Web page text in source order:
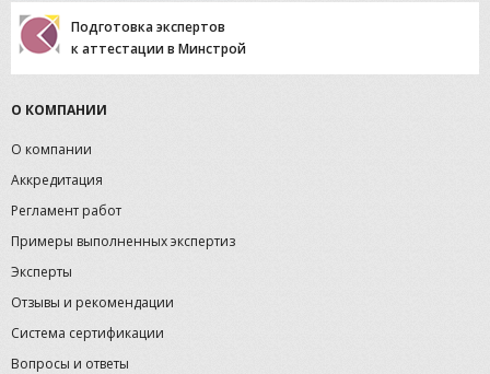
О КОМПАНИИ
О компании
Аккредитация
Регламент работ
Примеры выполненных экспертиз
Эксперты
Отзывы и рекомендации
Система сертификации
Вопросы и ответы
Подготовка экспертов
к аттестации в Минстрой